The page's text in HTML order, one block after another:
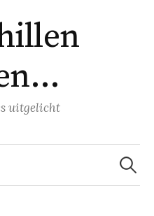
uitgelicht
Zoeken
naar: